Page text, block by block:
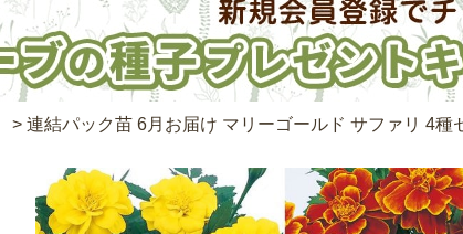
> 連結パック苗 6月お届け マリーゴールド サファリ 4種